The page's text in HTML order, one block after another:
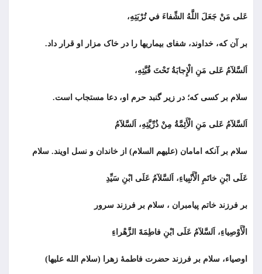
عَلى مَنْ جَعَلَ اللَّهُ الشِّفاءَ في تُرْبَتِهِ،
بر آن كه، خداوند، شفای بیماریها را در خاک مزار او قرار داد.
اَلسَّلآمُ عَلى مَنِ الْإِجابَةُ تَحْتَ قُبَّتِهِ،
سلام بر كسى كه؛ در زیر گنبد حرم او، دعا مستجاب است.
اَلسَّلآمُ عَلى مَنِ الْأَئِمَّةُ مِنْ ذُرِّيَّتِهِ، اَلسَّلآمُ
سلام بر آنكه امامان (علیهم السلام) از خاندان و نسل اویند. سلام
عَلَى ابْنِ خاتَمِ الْأَنْبِياءِ، اَلسَّلآمُ عَلَى ابْنِ سَيِّدِ
بر فرزند خاتم پيامبران ، سلام بر فرزند سرور
الْأَوْصِياءِ، اَلسَّلآمُ عَلَى ابْنِ فاطِمَةَ الزَّهْراءِ
اوصیاء، سلام بر فرزند حضرت فاطمۀ زهرا (سلام الله علیها)